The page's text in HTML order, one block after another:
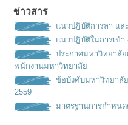
ข่าวสาร
แนวปฏิบัติการลา แล
แนวปฏิบัติในการเข้
ประกาศมหาวิทยาลั
พนักงานมหาวิทยาลัย
ข้อบังคับมหาวิทยาลั
2559
มาตรฐานการกำหนด